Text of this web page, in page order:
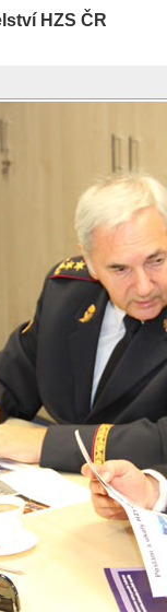
HZS ČR